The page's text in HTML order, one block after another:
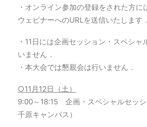
・オンライン参加の登録をされた方に
ウェビナーへのURLを送信いたします．
・11日には企画セッション・スペシャ
いません．
・本大会では懇親会は行いません．
○11月12日（土）
9:00～18:15 企画・スペシャルセッ
千原キャンパス）